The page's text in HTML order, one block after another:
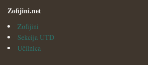
Zofijini.net
Zofijini
Sekcija UTD
Učilnica